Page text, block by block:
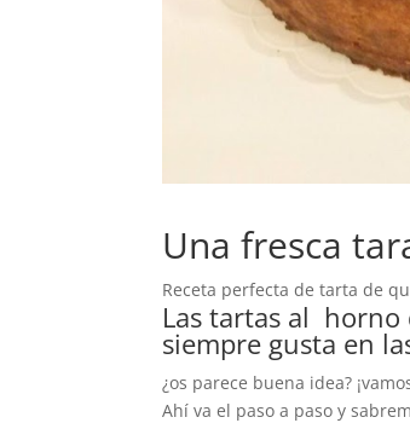
Una fresca
Receta perfecta de tarta de
Las tartas al horno
siempre gusta en
¿os parece buena idea?
Ahí va el paso a paso y